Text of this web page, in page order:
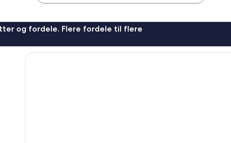
og fordele. Flere fordele til flere